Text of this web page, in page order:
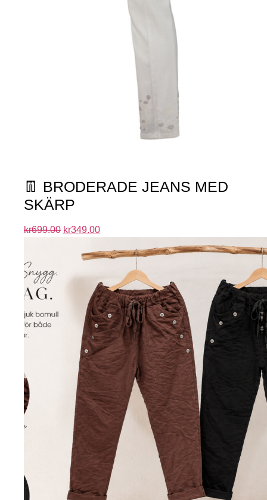
👖 BRODERADE JEANS MED
SKÄRP
kr699.00 kr349.00